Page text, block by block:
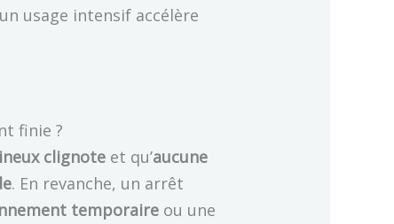
usage intensif accélère
finie ?
clignote et qu’aucune
. En revanche, un arrêt
temporaire ou une